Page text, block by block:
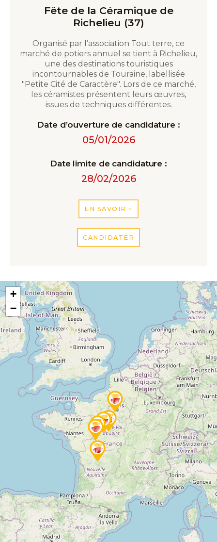
Fête de la Céramique de
Richelieu (37)
Organisé par l’association Tout terre, ce
marché de potiers annuel se tient à Richelieu,
une des destinations touristiques
incontournables de Touraine, labellisée
"Petite Cité de Caractère". Lors de ce marché,
les céramistes présentent leurs œuvres,
issues de techniques différentes.
Date d’ouverture de candidature :
05/01/2026
Date limite de candidature :
28/02/2026
EN SAVOIR +
CANDIDATER
+
−